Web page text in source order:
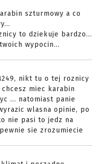
szturmowy a co
to dziekuje bardzo...
wypocin...
nikt tu o tej roznicy
miec karabin
... natomiast panie
wlasna opinie, po
nie pasi to jedz na
sie zrozumiecie